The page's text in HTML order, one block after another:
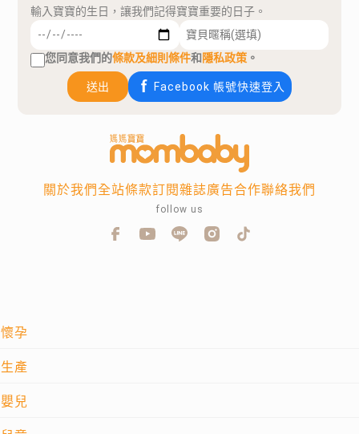
輸入寶寶的生日，讓我們記得寶寶重要的日子。
您同意我們的條款及細則條件和隱私政策 。
送出 Facebook 帳號快速登入
懷孕
生產
嬰兒
關於我們全站條款訂閱雜誌廣告合作聯絡我們
follow us